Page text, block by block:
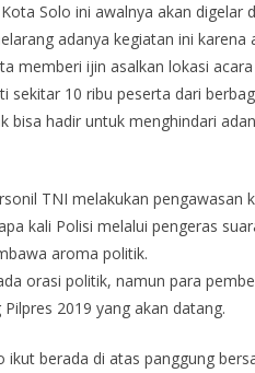
Solo ini awalnya akan digelar
adanya kegiatan ini
memberi ijin asalkan lokasi
sekitar 10 ribu peserta dari
bisa hadir untuk menghindari
TNI melakukan pengawasan
kali Polisi melalui pengeras
aroma politik.
orasi politik, namun para
2019 yang akan datang.
ikut berada di atas panggung